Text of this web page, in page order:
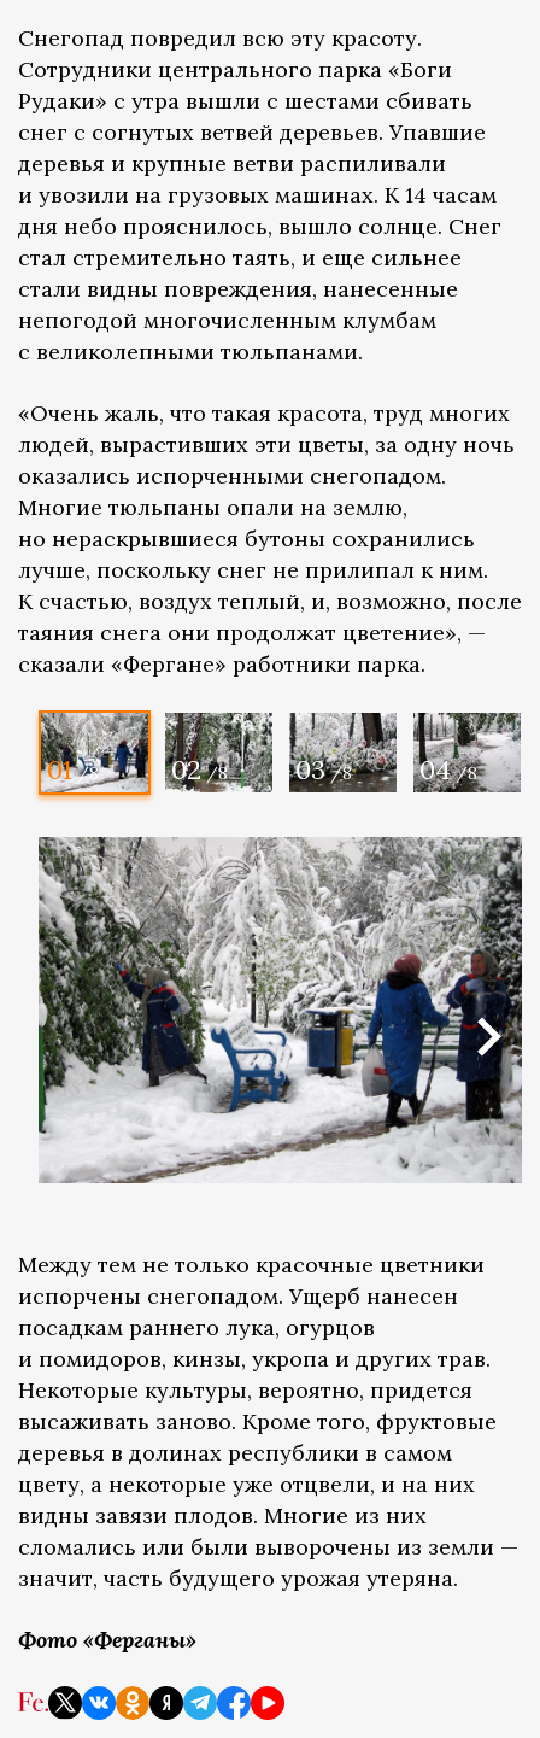
Снегопад повредил всю эту красоту.
Сотрудники центрального парка «Боги
Рудаки» с утра вышли с шестами сбивать
снег с согнутых ветвей деревьев. Упавшие
деревья и крупные ветви распиливали
и увозили на грузовых машинах. К 14 часам
дня небо прояснилось, вышло солнце. Снег
стал стремительно таять, и еще сильнее
стали видны повреждения, нанесенные
непогодой многочисленным клумбам
с великолепными тюльпанами.
«Очень жаль, что такая красота, труд многих
людей, вырастивших эти цветы, за одну ночь
оказались испорченными снегопадом.
Многие тюльпаны опали на землю,
но нераскрывшиеся бутоны сохранились
лучше, поскольку снег не прилипал к ним.
К счастью, воздух теплый, и, возможно, после
таяния снега они продолжат цветение», —
сказали «Фергане» работники парка.
01 /8 02 /8 03 /8 04 /8
Между тем не только красочные цветники
испорчены снегопадом. Ущерб нанесен
посадкам раннего лука, огурцов
и помидоров, кинзы, укропа и других трав.
Некоторые культуры, вероятно, придется
высаживать заново. Кроме того, фруктовые
деревья в долинах республики в самом
цвету, а некоторые уже отцвели, и на них
видны завязи плодов. Многие из них
сломались или были выворочены из земли —
значит, часть будущего урожая утеряна.
Фото «Ферганы»